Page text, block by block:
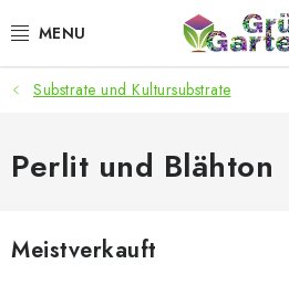
Inhalt
ANGEBOTE
LED PFLANZENLAMPEN
Substrate und Kultursubstrate
Perlit und Blähton
Meistverkauft